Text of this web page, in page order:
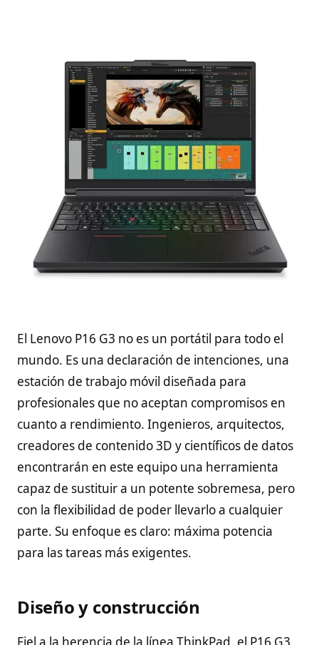
El Lenovo P16 G3 no es un portátil para todo el
mundo. Es una declaración de intenciones, una
estación de trabajo móvil diseñada para
profesionales que no aceptan compromisos en
cuanto a rendimiento. Ingenieros, arquitectos,
creadores de contenido 3D y científicos de datos
encontrarán en este equipo una herramienta
capaz de sustituir a un potente sobremesa, pero
con la flexibilidad de poder llevarlo a cualquier
parte. Su enfoque es claro: máxima potencia
para las tareas más exigentes.
Diseño y construcción